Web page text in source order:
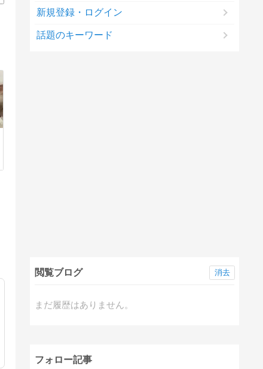
新規登録・ログイン
話題のキーワード
閲覧ブログ
まだ履歴はありません。
消去
フォロー記事